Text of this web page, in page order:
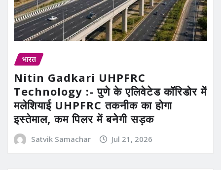
भारत
Nitin Gadkari UHPFRC
Technology :- पुणे के एलिवेटेड कॉरिडोर में
मलेशियाई UHPFRC तकनीक का होगा
इस्तेमाल, कम पिलर में बनेगी सड़क
Satvik Samachar Jul 21, 2026